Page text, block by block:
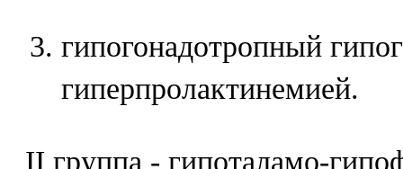
гипогонадотропный
гиперпролактинемией.
II группа - гипоталамо-